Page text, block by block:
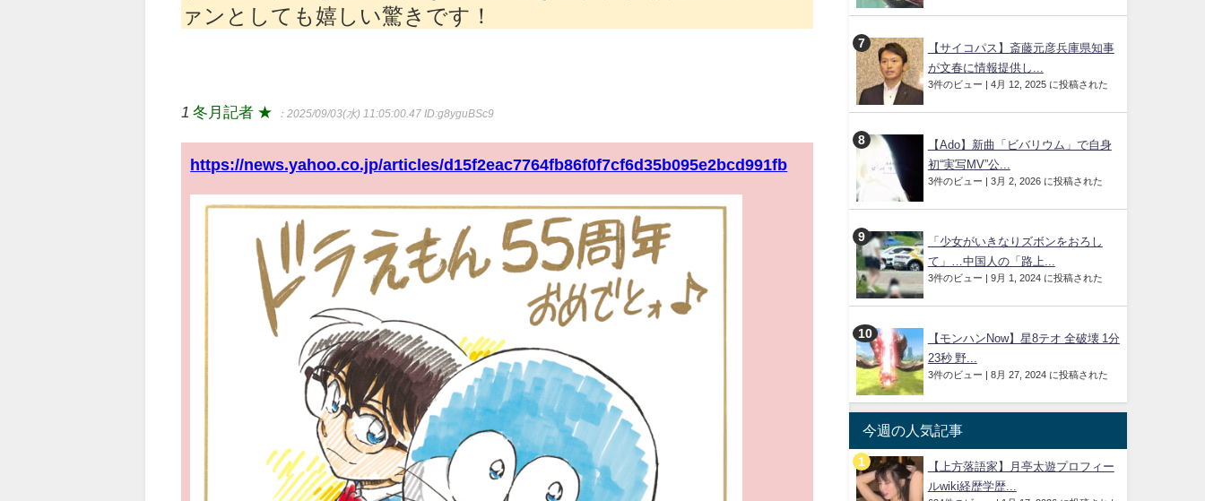
ァンとしても嬉しい驚きです！
1 冬月記者 ★ ：2025/09/03(水) 11:05:00.47ID:g8yguBSc9
https://news.yahoo.co.jp/articles/d15f2eac7764fb86f0f7cf6d35b095e2bcd991fb
【サイコパス】斎藤元彦兵庫県知事
が文春に情報提供し...
3件のビュー | 4月 12, 2025 に投稿された
【Ado】新曲「ビバリウム」で自身
初“実写MV”公...
3件のビュー | 3月 2, 2026 に投稿された
「少女がいきなりズボンをおろし
て」…中国人の「路上...
3件のビュー | 9月 1, 2024 に投稿された
【モンハンNow】星8テオ 全破壊 1分
23秒 野...
3件のビュー | 8月 27, 2024 に投稿された
今週の人気記事
【上方落語家】月亭太遊プロフィー
ルwiki経歴学歴...